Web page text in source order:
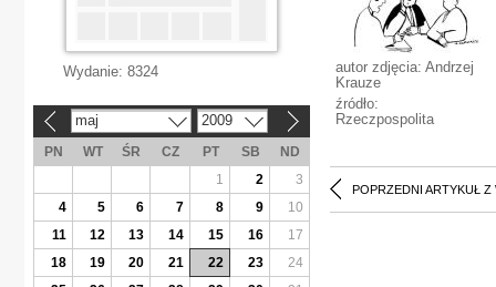
autor zdjęcia: Andrzej
Krauze
źródło:
Rzeczpospolita
POPRZEDNI ARTYKUŁ Z
Wydanie: 8324
maj 2009
PN WT ŚR CZ PT SB
ND
1
2
3
4
5 6 7 8 9
10
11
12 13 14 15 16
17
18
19 20 21 22 23
24